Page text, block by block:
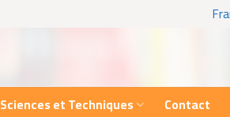
Sciences et Techniques Contact